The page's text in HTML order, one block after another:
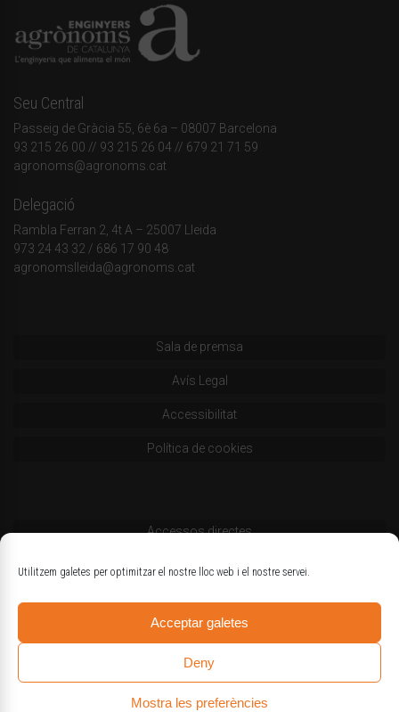
Utilitzem galetes per optimitzar el nostre lloc web i el nostre servei.
Acceptar galetes
Deny
Mostra les preferències
Seu Central
Passeig de Gràcia 55, 6è 6a – 08007 Barcelona
93 215 26 00 // 93 215 26 04 // 679 21 71 59
agronoms@agronoms.cat
Delegació
Rambla Ferran 2, 4t A – 25007 Lleida
973 24 43 32 / 686 17 90 48
agronomslleida@agronoms.cat
Sala de premsa
Avís Legal
Accessibilitat
Política de cookies
Accessos directes
Codi deontològic
Logotips oficials